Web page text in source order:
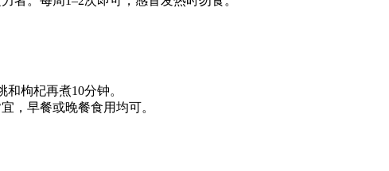
枸杞再煮10分钟。
，早餐或晚餐食用均可。